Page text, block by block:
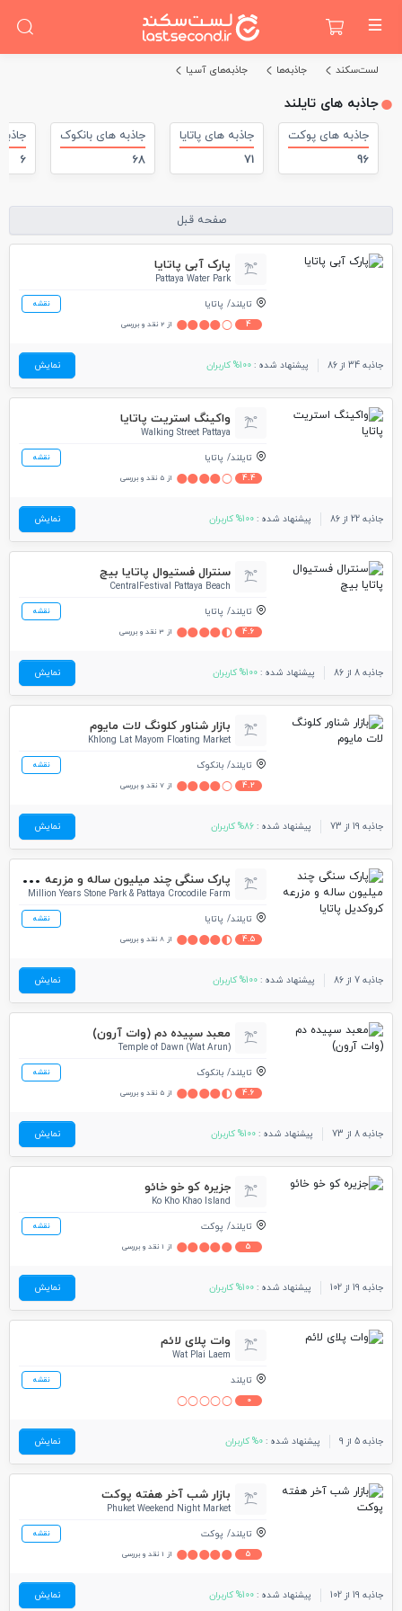
لست‌سکند جاذبه‌ها جاذبه‌های آسیا
جاذبه های تایلند
جاذبه های پوکت
96
جاذبه های پاتایا
71
جاذبه های بانکوک
68
6
صفحه قبل
پارک آبی پاتایا
Pattaya Water Park
تایلند پاتایا نقشه
4 از 2 نقد و بررسی
جاذبه 34 از 86 پیشنهاد شده : 100% کاربران نمایش
واکینگ استریت پاتایا
Walking Street Pattaya
تایلند پاتایا نقشه
4.4 از 5 نقد و بررسی
جاذبه 22 از 86 پیشنهاد شده : 100% کاربران نمایش
سنترال فستیوال پاتایا بیچ
CentralFestival Pattaya Beach
تایلند پاتایا نقشه
4.6 از 3 نقد و بررسی
جاذبه 8 از 86 پیشنهاد شده : 100% کاربران نمایش
بازار شناور کلونگ لات مایوم
Khlong Lat Mayom Floating Market
تایلند بانکوک نقشه
4.2 از 7 نقد و بررسی
جاذبه 19 از 73 پیشنهاد شده : 86% کاربران نمایش
پار
ک سنگی چند میلیون ساله و مزرعه کروکدیل پاتایا
Million Years Stone Park & Pattaya Crocodile Farm
تایلند پاتایا نقشه
4.5 از 8 نقد و بررسی
جاذبه 7 از 86 پیشنهاد شده : 100% کاربران نمایش
معبد سپیده دم (وات آرون)
Temple of Dawn (Wat Arun)
تایلند بانکوک نقشه
4.6 از 5 نقد و بررسی
جاذبه 8 از 73 پیشنهاد شده : 100% کاربران نمایش
جزیره کو خو خائو
Ko Kho Khao Island
تایلند پوکت نقشه
5 از 1 نقد و بررسی
جاذبه 19 از 102 پیشنهاد شده : 100% کاربران نمایش
وات پلای لائم
Wat Plai Laem
تایلند
نقشه
0
جاذبه 5 از 9 پیشنهاد شده : 0% کاربران نمایش
بازار شب آخر هفته پوکت
Phuket Weekend Night Market
تایلند پوکت نقشه
5 از 1 نقد و بررسی
جاذبه 19 از 102 پیشنهاد شده : 100% کاربران نمایش